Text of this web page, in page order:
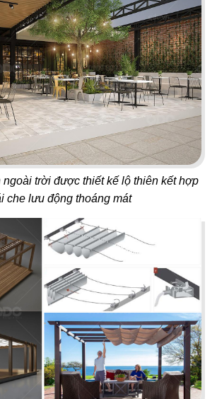
ngoài trời được thiết kế lộ thiên kết hợp
che lưu động thoáng mát
DỰ
ÁN
VĂN
PHÒNG
DỰ
SHOWROOM
TIN
TỨC
LIÊN
THO
04
SAKURA
Nhà hàng Nhật
06
PAT KAO THAI - BẾN TRE
Nhà hàng Thái
08
KING COFFEE
Quán cafe